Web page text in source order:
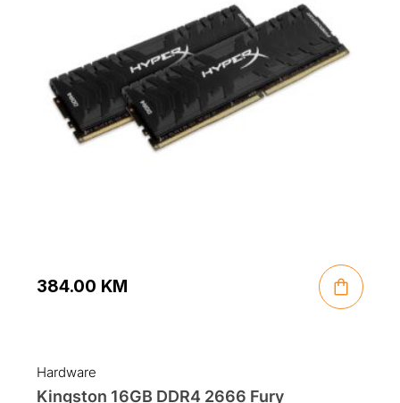
384.00 KM
Hardware
Kingston 16GB DDR4 2666 Fury